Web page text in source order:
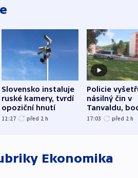
Slovensko instaluje
ruské kamery, tvrdí
opoziční hnutí
12:27 před 2 h
Policie
násilný čin v
Tanvaldu,
zranění při
17:03 před 2 h
Ekonomika